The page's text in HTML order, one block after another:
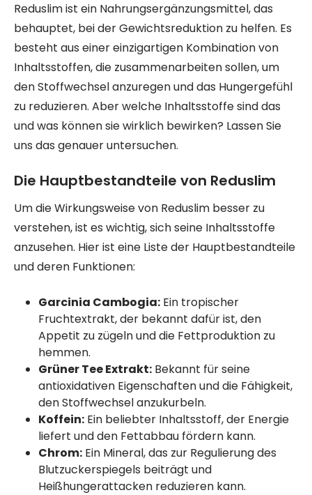
Reduslim ist ein Nahrungsergänzungsmittel, das
behauptet, bei der Gewichtsreduktion zu helfen. Es
besteht aus einer einzigartigen Kombination von
Inhaltsstoffen, die zusammenarbeiten sollen, um
den Stoffwechsel anzuregen und das Hungergefühl
zu reduzieren. Aber welche Inhaltsstoffe sind das
und was können sie wirklich bewirken? Lassen Sie
uns das genauer untersuchen.
Die Hauptbestandteile von Reduslim
Um die Wirkungsweise von Reduslim besser zu
verstehen, ist es wichtig, sich seine Inhaltsstoffe
anzusehen. Hier ist eine Liste der Hauptbestandteile
und deren Funktionen:
Garcinia Cambogia: Ein tropischer
Fruchtextrakt, der bekannt dafür ist, den
Appetit zu zügeln und die Fettproduktion zu
hemmen.
Grüner Tee Extrakt: Bekannt für seine
antioxidativen Eigenschaften und die Fähigkeit,
den Stoffwechsel anzukurbeln.
Koffein: Ein beliebter Inhaltsstoff, der Energie
liefert und den Fettabbau fördern kann.
Chrom: Ein Mineral, das zur Regulierung des
Blutzuckerspiegels beiträgt und
Heißhungerattacken reduzieren kann.